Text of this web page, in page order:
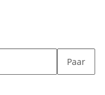
Paar